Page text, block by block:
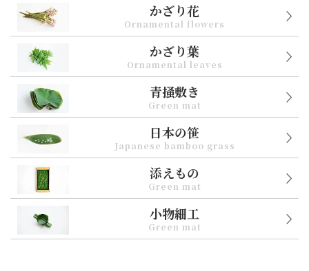
かざり花
Ornamental flowers
かざり葉
Ornamental leaves
青掻敷き
Green mat
日本の笹
Japanese bamboo grass
添えもの
Green mat
小物細工
Green mat